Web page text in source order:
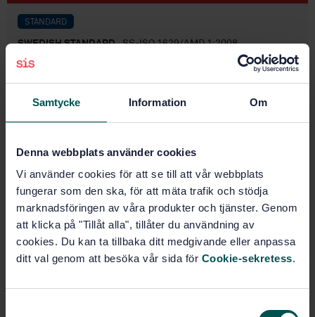
Samtycke Information Om
Denna webbplats använder cookies
Vi använder cookies för att se till att vår webbplats
fungerar som den ska, för att mäta trafik och stödja
marknadsföringen av våra produkter och tjänster. Genom
att klicka på "Tillåt alla", tillåter du användning av
cookies. Du kan ta tillbaka ditt medgivande eller anpassa
ditt val genom att besöka vår sida för Cookie-sekretess.
STANDARD
SWEDISH STANDARD· SS-ISO 1629/AMD 1:2008
Rubbers and latices - Nomenclature (ISO
Subscribe on standards - Read more
PDF
Show more
Product information
Language: English